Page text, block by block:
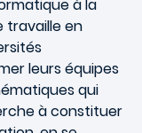
à la
travaille en
leurs équipes
qui
à constituer